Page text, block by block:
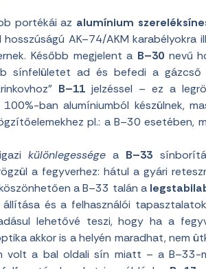
portékái az alumínium
AK–74/AKM karabélyokra
Később megjelent a B–30nevű
sínfelületet ad és befedi a
B–11 jelzéssel – ez a
ban alumíniumból készülnek,
pl.: a B–30 esetében,
különlegességea B–33
a fegyverhez: hátul a gyári
a B–33 talán a
és a felhasználói
lehetővé teszi, hogy ha a
akkor is a helyén maradhat, nem
volt a bal oldali sín miatt – a